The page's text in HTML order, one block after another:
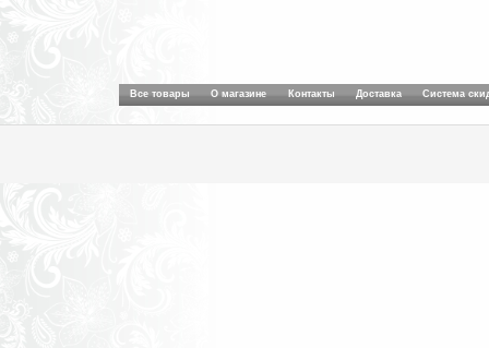
Все товары О магазине Контакты Доставка Система